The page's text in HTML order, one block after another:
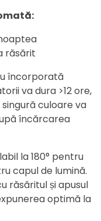
răsărit
încorporată
va dura >12 ore,
culoare va
încărcarea
la 180° pentru
capul de lumină.
răsăritul și apusul
optimă la